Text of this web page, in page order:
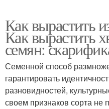
Как вырастить
Как вырастить
семян:
Семенной способ
гарантировать
разновидностей,
своем признаков сорта не